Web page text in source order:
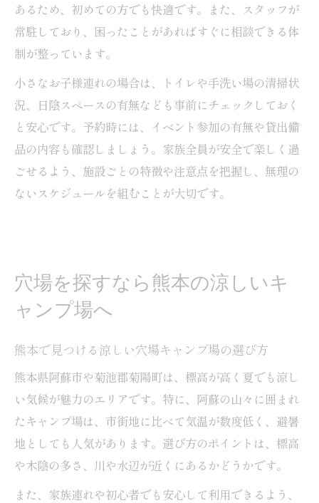
あるため、初めての方でも快適です。また、スタッフが
常駐しており、困ったことがあればすぐに相談できる体
制が整っています。
小さなお子様連れの場合は、トイレや手洗い場の清掃状
況、日陰スペースの有無なども事前にチェックしておく
と安心です。予約時には、イベント参加の有無や貸出備
品の内容も確認しましょう。家族全員が安全で楽しく過
ごせるよう、施設ごとの特徴や注意点を把握し、無理の
ないスケジュールを組むことが大切です。
穴場を探すなら熊本の涼しいキ
ャンプ場へ
熊本で見つける涼しい穴場キャンプ場の選び方
熊本県阿蘇市や菊池郡菊陽町は、標高が高く夏でも涼し
い気候が魅力のエリアです。特に、阿蘇の山々に囲まれ
たキャンプ場は、市街地に比べて気温が数度低く、避暑
地としても人気があります。選び方のポイントは、標高
や木陰の多さ、川や水辺が近くにあるかどうかです。
また、家族連れや初心者でも安心して利用できるよう、